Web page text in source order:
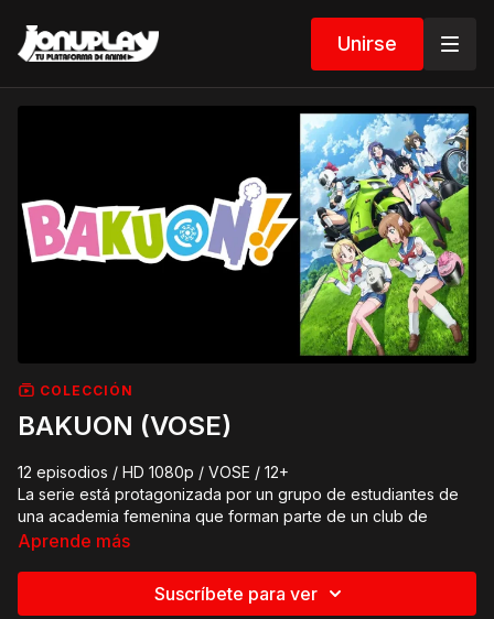
Unirse
COLECCIÓN
BAKUON (VOSE)
12 episodios / HD 1080p / VOSE / 12+
La serie está protagonizada por un grupo de estudiantes de
una academia femenina que forman parte de un club de
motociclismo. Cuando Hane Sakura ve a Onsa Amano montar
propia moto. Sin embargo no se imaginaba lo mucho que se
divertiría al tener una moto de verdad.
Aprende más
Suscríbete para ver